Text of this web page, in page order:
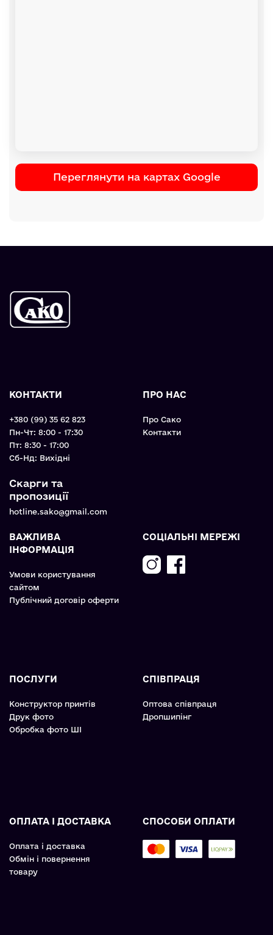
Переглянути на картах Google
КОНТАКТИ
+380 (99) 35 62 823
Пн-Чт: 8:00 - 17:30
Пт: 8:30 - 17:00
Cб-Нд: Вихідні
Скарги та
пропозиції
hotline.sako@gmail.com
ПРО НАС
Про Сако
Контакти
ВАЖЛИВА
ІНФОРМАЦІЯ
Умови користування
сайтом
Публічний договір оферти
СОЦІАЛЬНІ МЕРЕЖІ
ПОСЛУГИ
Конструктор принтів
Друк фото
Обробка фото ШІ
СПІВПРАЦЯ
Оптова співпраця
Дропшипінг
ОПЛАТА І ДОСТАВКА
Оплата і доставка
Обмін і повернення
товару
СПОСОБИ ОПЛАТИ